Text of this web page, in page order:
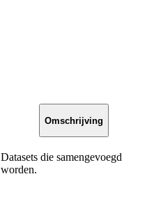
Omschrijving
Datasets die samengevoegd
worden.